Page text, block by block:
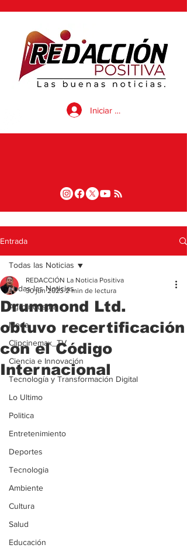
Iniciar sesión
Entrada
Todas las Noticias
Agroindustria
Moda
Clipcinemax_TV
Ciencia e Innovación
Tecnología y Transformación Digital
Lo Ultimo
Politica
Entretenimiento
Deportes
Tecnologia
Ambiente
Cultura
Salud
Educación
Todas las Noticias
Drummond Ltd.
obtuvo recertificación
con el Código
Internacional
REDACCIÓN La Noticia Positiva
30 jun 2023 2 min de lectura